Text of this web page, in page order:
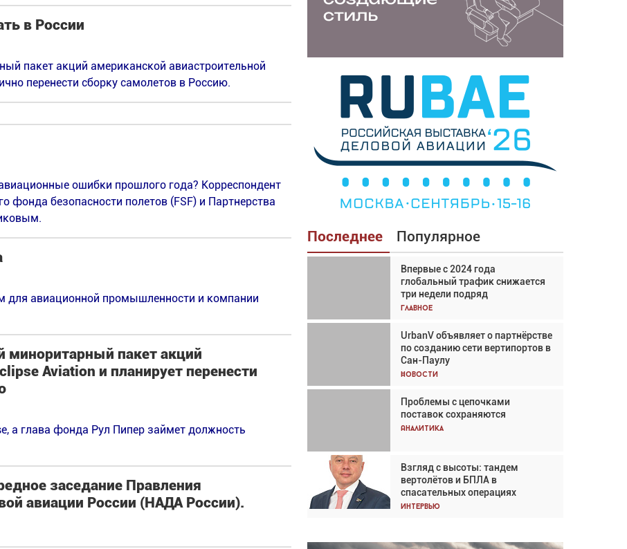
в России
пакет акций американской авиастроительной
перенести сборку самолетов в Россию.
ошибки прошлого года? Корреспондент
фонда безопасности полетов (FSF) и Партнерства
для авиационной промышленности и компании
миноритарный пакет акций
Aviation и планирует перенести
а глава фонда Рул Пипер займет должность
заседание Правления
авиации России (НАДА России).
Последнее Популярное
Впервые с 2024 года
глобальный трафик снижается
три недели подряд
Главное
UrbanV объявляет о партнёрстве
по созданию сети вертипортов в
Сан-Паулу
Новости
Проблемы с цепочками
поставок сохраняются
Аналитика
Взгляд с высоты: тандем
вертолётов и БПЛА в
спасательных операциях
Интервью
Взгляд с высоты: тандем
вертолётов и БПЛА в
спасательных операциях
Главное
Авиационный фотограф Дэйв
Кох: «Фотография говорит сама
за себя... а ИИ всё портит»
Новости
Впервые с 2024 года
глобальный трафик снижается
три недели подряд
Частный самолёт – это актив.
Подходите к покупке
соответствующим образом
Интервью